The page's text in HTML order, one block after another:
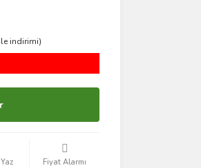
indirimi)
Fiyat Alarmı